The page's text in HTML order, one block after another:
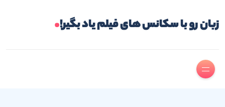
زبان رو با سکانس های فیلم یاد بگیر!.